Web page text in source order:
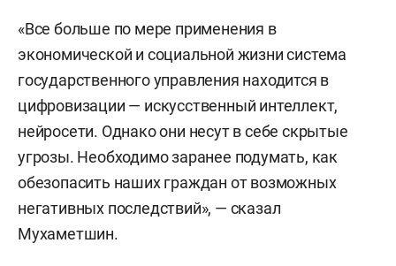
«Все больше по мере применения в
экономической и социальной жизни система
государственного управления находится в
цифровизации — искусственный интеллект,
нейросети. Однако они несут в себе скрытые
угрозы. Необходимо заранее подумать, как
обезопасить наших граждан от возможных
негативных последствий», — сказал
Мухаметшин.